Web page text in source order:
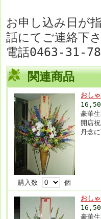
お申し込み日が
話にてご連絡下
電話0463-31-
関連商品
購入数 個
おし
豪華
開店
丹念
おし
豪華